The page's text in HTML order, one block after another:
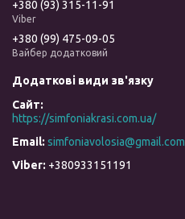
+380 (93) 315-11-91
Viber
+380 (99) 475-09-05
Вайбер додатковий
https://simfoniakrasi.com.ua/
simfoniavolosia@gmail.com
+380933151191